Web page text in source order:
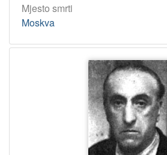
Mjesto smrti
Moskva